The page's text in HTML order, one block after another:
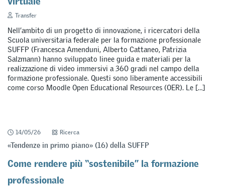
Transfer
Nell’ambito di un progetto di innovazione, i ricercatori della
Scuola universitaria federale per la formazione professionale
SUFFP (Francesca Amenduni, Alberto Cattaneo, Patrizia
Salzmann) hanno sviluppato linee guida e materiali per la
realizzazione di video immersivi a 360 gradi nel campo della
formazione professionale. Questi sono liberamente accessibili
come corso Moodle Open Educational Resources (OER). Le […]
14/05/26 Ricerca
«Tendenze in primo piano» (16) della SUFFP
Come rendere più “sostenibile” la formazione
professionale